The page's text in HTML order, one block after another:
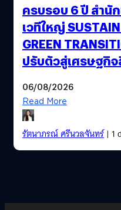
ครบรอบ 6 ปี สำนัก
เวทีใหญ่
GREEN
ปรับตัวสู่เศรษฐกิ
06/08/2026
Read More
รัตนาภรณ์ ศรีนวลจันทร์| 1